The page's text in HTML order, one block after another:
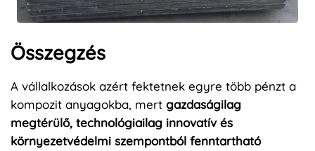
Összegzés
A vállalkozások azért fektetnek egyre több pénzt a
kompozit anyagokba, mert gazdaságilag
megtérülő, technológiailag innovatív és
környezetvédelmi szempontból fenntartható